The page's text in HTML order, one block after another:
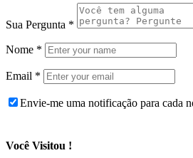
Sua Pergunta *
Nome *
Email *
Envie-me uma notificação para cada
Você Visitou !